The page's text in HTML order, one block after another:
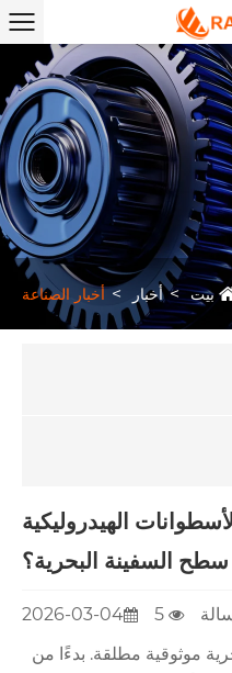
بيت أخبار أخبار الصناعة
الهيدروليكية
السفينة البحرية؟
2026-03-04
موثوقية مطلقة. بدءًا من